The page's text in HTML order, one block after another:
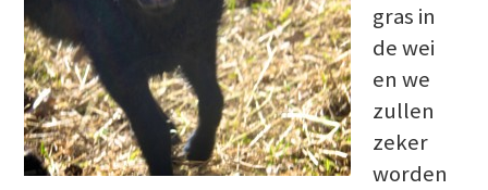
gras in
de wei
en we
zullen
zeker
worden